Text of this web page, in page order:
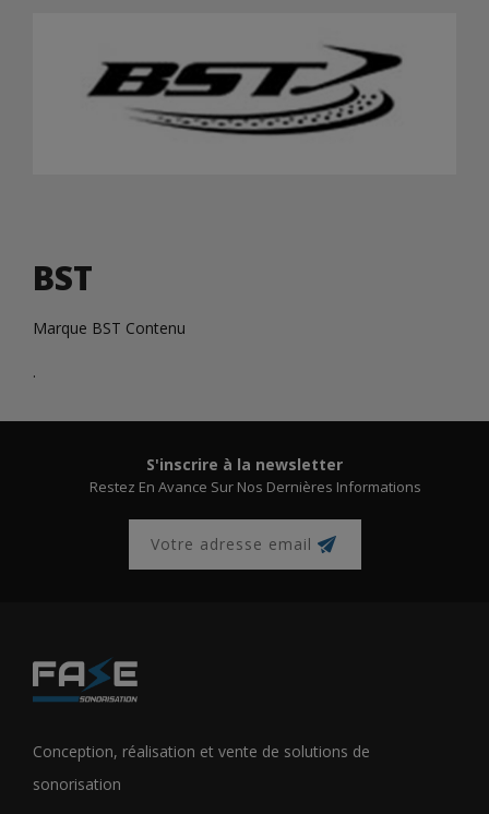
BST
Marque BST Contenu
.
S'inscrire à la newsletter
Restez En Avance Sur Nos Dernières Informations
Conception, réalisation et vente de solutions de
sonorisation